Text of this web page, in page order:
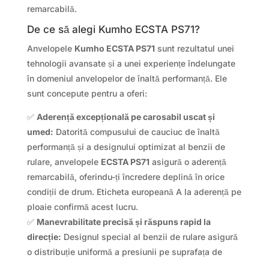
remarcabilă.
De ce să alegi Kumho ECSTA PS71?
Anvelopele Kumho ECSTA PS71 sunt rezultatul unei
tehnologii avansate și a unei experiențe îndelungate
în domeniul anvelopelor de înaltă performanță. Ele
sunt concepute pentru a oferi:
✅ Aderență excepțională pe carosabil uscat și
umed: Datorită compusului de cauciuc de înaltă
performanță și a designului optimizat al benzii de
rulare, anvelopele ECSTA PS71 asigură o aderență
remarcabilă, oferindu-ți încredere deplină în orice
condiții de drum. Eticheta europeană A la aderență pe
ploaie confirmă acest lucru.
✅ Manevrabilitate precisă și răspuns rapid la
direcție: Designul special al benzii de rulare asigură
o distribuție uniformă a presiunii pe suprafața de